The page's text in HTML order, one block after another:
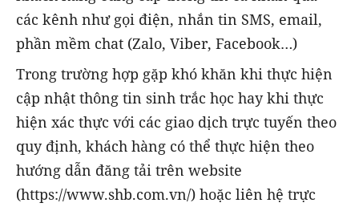
các kênh như gọi điện, nhắn tin SMS, email,
phần mềm chat (Zalo, Viber, Facebook…)
Trong trường hợp gặp khó khăn khi thực hiện
cập nhật thông tin sinh trắc học hay khi thực
hiện xác thực với các giao dịch trực tuyến theo
quy định, khách hàng có thể thực hiện theo
hướng dẫn đăng tải trên website
(https://www.shb.com.vn/) hoặc liên hệ trực